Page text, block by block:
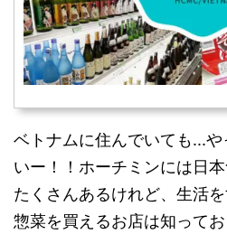
ベトナムに住んでいても...
いー！！ホーチミンには日
たくさんあるけれど、生活
惣菜を買えるお店は知ってお